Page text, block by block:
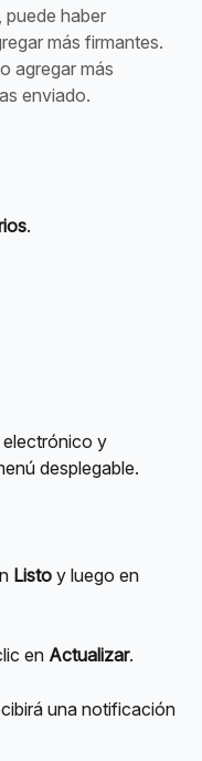
puede haber
más firmantes.
agregar más
enviado.
.
y
desplegable.
Listo y luego en
en Actualizar.
una notificación